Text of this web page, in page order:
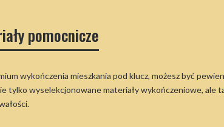
pomocnicze
wykończenia mieszkania pod klucz, możesz być
tylko wyselekcjonowane materiały wykończeniowe, ale